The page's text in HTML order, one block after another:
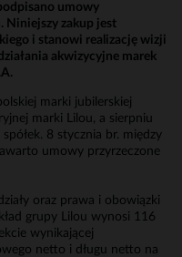
umowy
Niniejszy zakup jest
i stanowi realizację wizji
akwizycyjne marek
marki jubilerskiej
marki Lilou, a sierpniu
8 stycznia br. między
umowy przyrzeczone
oraz prawa i obowiązki
grupy Lilou wynosi 116
wynikającej
netto i długu netto na